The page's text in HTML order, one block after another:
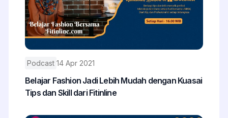
Podcast 14 Apr 2021
Belajar Fashion Jadi Lebih Mudah dengan Kuasai
Tips dan Skill dari Fitinline